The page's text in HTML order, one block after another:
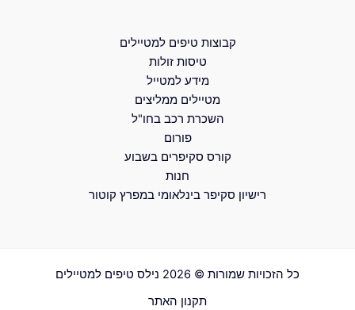
קבוצות טיפים למטיילים
טיסות זולות
מידע למטייל
מטיילים ממליצים
השכרת רכב בחו"ל
פורום
קורס סקיפרים בשבוע
חנות
רישיון סקיפר בינלאומי במפרץ קוטור
כל הזכויות שמורות © 2026 נילס טיפים למטיילים
תקנון האתר